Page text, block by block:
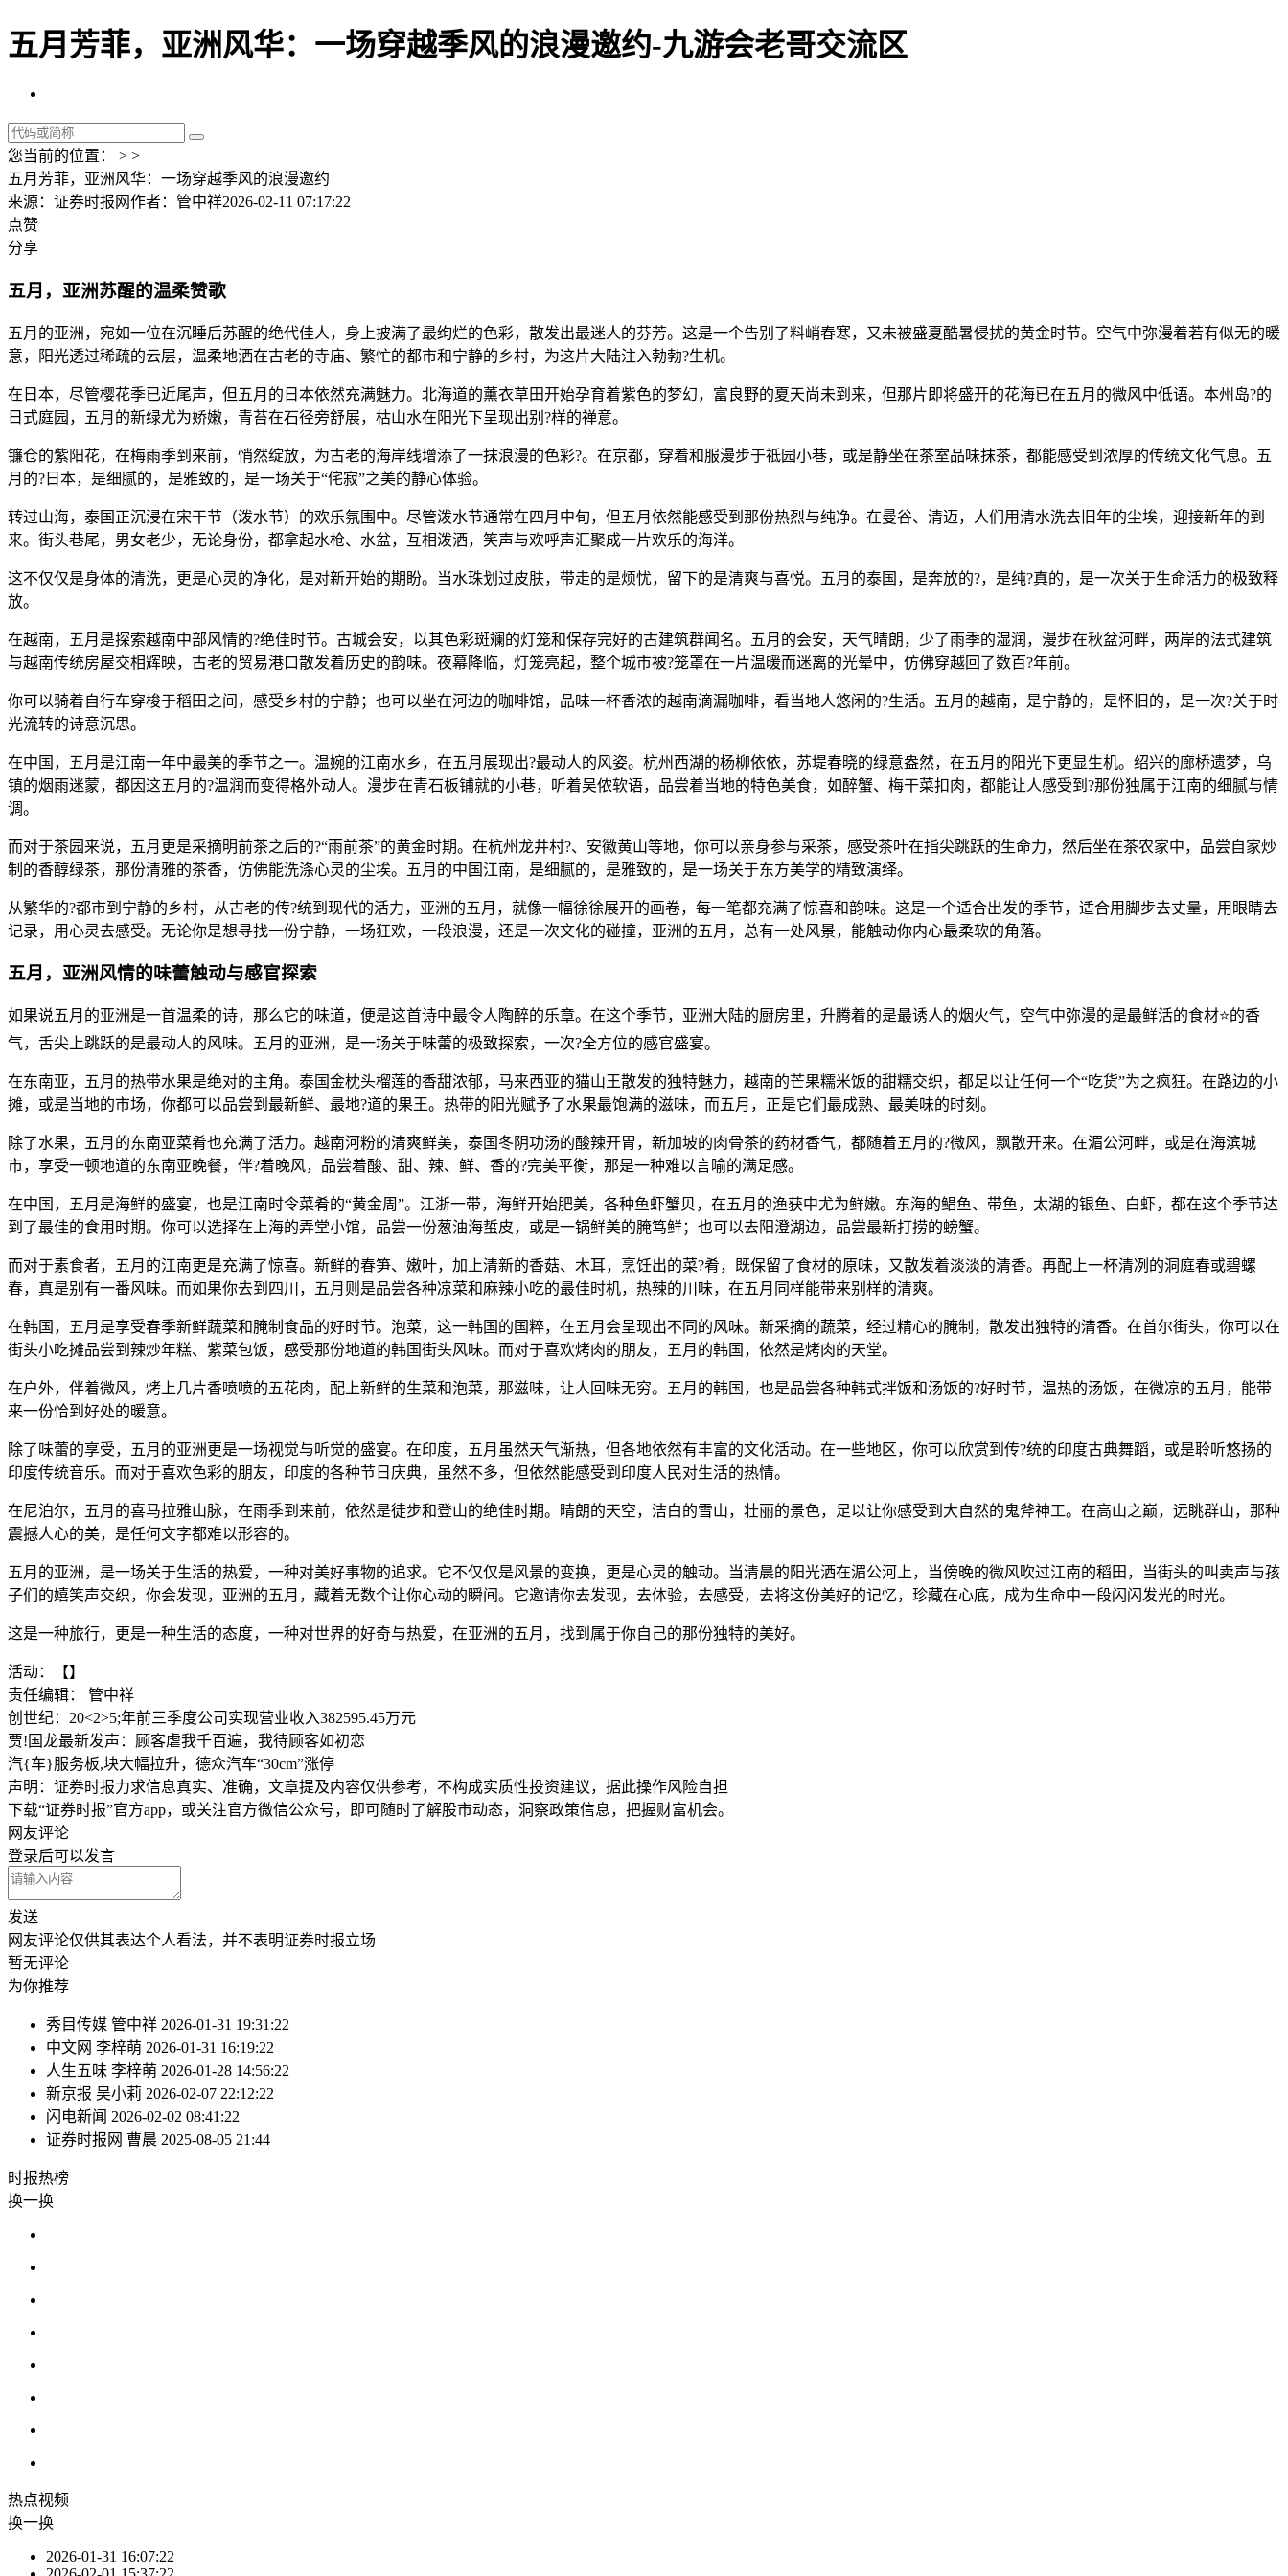
五月芳菲，亚洲风华：一场穿越季风的浪漫邀约-九游会老哥交流区
您当前的位置： > >
五月芳菲，亚洲风华：一场穿越季风的浪漫邀约
来源：证券时报网作者：管中祥2026-02-11 07:17:22
点赞
分享
五月，亚洲苏醒的温柔赞歌
五月的亚洲，宛如一位在沉睡后苏醒的绝代佳人，身上披满了最绚烂的色彩，散发出最迷人的芬芳。这是一个告别了料峭春寒，又未被盛夏酷暑侵扰的黄金时节。空气中弥漫着若有似无的暖
意，阳光透过稀疏的云层，温柔地洒在古老的寺庙、繁忙的都市和宁静的乡村，为这片大陆注入勃勃?生机。
在日本，尽管樱花季已近尾声，但五月的日本依然充满魅力。北海道的薰衣草田开始孕育着紫色的梦幻，富良野的夏天尚未到来，但那片即将盛开的花海已在五月的微风中低语。本州岛?的
日式庭园，五月的新绿尤为娇嫩，青苔在石径旁舒展，枯山水在阳光下呈现出别?样的禅意。
镰仓的紫阳花，在梅雨季到来前，悄然绽放，为古老的海岸线增添了一抹浪漫的色彩?。在京都，穿着和服漫步于祗园小巷，或是静坐在茶室品味抹茶，都能感受到浓厚的传统文化气息。五
月的?日本，是细腻的，是雅致的，是一场关于“侘寂”之美的静心体验。
转过山海，泰国正沉浸在宋干节（泼水节）的欢乐氛围中。尽管泼水节通常在四月中旬，但五月依然能感受到那份热烈与纯净。在曼谷、清迈，人们用清水洗去旧年的尘埃，迎接新年的到
来。街头巷尾，男女老少，无论身份，都拿起水枪、水盆，互相泼洒，笑声与欢呼声汇聚成一片欢乐的海洋。
这不仅仅是身体的清洗，更是心灵的净化，是对新开始的期盼。当水珠划过皮肤，带走的是烦忧，留下的是清爽与喜悦。五月的泰国，是奔放的?，是纯?真的，是一次关于生命活力的极致释
放。
在越南，五月是探索越南中部风情的?绝佳时节。古城会安，以其色彩斑斓的灯笼和保存完好的古建筑群闻名。五月的会安，天气晴朗，少了雨季的湿润，漫步在秋盆河畔，两岸的法式建筑
与越南传统房屋交相辉映，古老的贸易港口散发着历史的韵味。夜幕降临，灯笼亮起，整个城市被?笼罩在一片温暖而迷离的光晕中，仿佛穿越回了数百?年前。
你可以骑着自行车穿梭于稻田之间，感受乡村的宁静；也可以坐在河边的咖啡馆，品味一杯香浓的越南滴漏咖啡，看当地人悠闲的?生活。五月的越南，是宁静的，是怀旧的，是一次?关于时
光流转的诗意沉思。
在中国，五月是江南一年中最美的季节之一。温婉的江南水乡，在五月展现出?最动人的风姿。杭州西湖的杨柳依依，苏堤春晓的绿意盎然，在五月的阳光下更显生机。绍兴的廊桥遗梦，乌
镇的烟雨迷蒙，都因这五月的?温润而变得格外动人。漫步在青石板铺就的小巷，听着吴侬软语，品尝着当地的特色美食，如醉蟹、梅干菜扣肉，都能让人感受到?那份独属于江南的细腻与情
调。
而对于茶园来说，五月更是采摘明前茶之后的?“雨前茶”的黄金时期。在杭州龙井村?、安徽黄山等地，你可以亲身参与采茶，感受茶叶在指尖跳跃的生命力，然后坐在茶农家中，品尝自家炒
制的香醇绿茶，那份清雅的茶香，仿佛能洗涤心灵的尘埃。五月的中国江南，是细腻的，是雅致的，是一场关于东方美学的精致演绎。
从繁华的?都市到宁静的乡村，从古老的传?统到现代的活力，亚洲的五月，就像一幅徐徐展开的画卷，每一笔都充满了惊喜和韵味。这是一个适合出发的季节，适合用脚步去丈量，用眼睛去
记录，用心灵去感受。无论你是想寻找一份宁静，一场狂欢，一段浪漫，还是一次文化的碰撞，亚洲的五月，总有一处风景，能触动你内心最柔软的角落。
五月，亚洲风情的味蕾触动与感官探索
如果说五月的亚洲是一首温柔的诗，那么它的味道，便是这首诗中最令人陶醉的乐章。在这个季节，亚洲大陆的厨房里，升腾着的是最诱人的烟火气，空气中弥漫的是最鲜活的食材⭐的香
气，舌尖上跳跃的是最动人的风味。五月的亚洲，是一场关于味蕾的极致探索，一次?全方位的感官盛宴。
在东南亚，五月的热带水果是绝对的主角。泰国金枕头榴莲的香甜浓郁，马来西亚的猫山王散发的独特魅力，越南的芒果糯米饭的甜糯交织，都足以让任何一个“吃货”为之疯狂。在路边的小
摊，或是当地的市场，你都可以品尝到最新鲜、最地?道的果王。热带的阳光赋予了水果最饱满的滋味，而五月，正是它们最成熟、最美味的时刻。
除了水果，五月的东南亚菜肴也充满了活力。越南河粉的清爽鲜美，泰国冬阴功汤的酸辣开胃，新加坡的肉骨茶的药材香气，都随着五月的?微风，飘散开来。在湄公河畔，或是在海滨城
市，享受一顿地道的东南亚晚餐，伴?着晚风，品尝着酸、甜、辣、鲜、香的?完美平衡，那是一种难以言喻的满足感。
在中国，五月是海鲜的盛宴，也是江南时令菜肴的“黄金周”。江浙一带，海鲜开始肥美，各种鱼虾蟹贝，在五月的渔获中尤为鲜嫩。东海的鲳鱼、带鱼，太湖的银鱼、白虾，都在这个季节达
到了最佳的食用时期。你可以选择在上海的弄堂小馆，品尝一份葱油海蜇皮，或是一锅鲜美的腌笃鲜；也可以去阳澄湖边，品尝最新打捞的螃蟹。
而对于素食者，五月的江南更是充满了惊喜。新鲜的春笋、嫩叶，加上清新的香菇、木耳，烹饪出的菜?肴，既保留了食材的原味，又散发着淡淡的清香。再配上一杯清冽的洞庭春或碧螺
春，真是别有一番风味。而如果你去到四川，五月则是品尝各种凉菜和麻辣小吃的最佳时机，热辣的川味，在五月同样能带来别样的清爽。
在韩国，五月是享受春季新鲜蔬菜和腌制食品的好时节。泡菜，这一韩国的国粹，在五月会呈现出不同的风味。新采摘的蔬菜，经过精心的腌制，散发出独特的清香。在首尔街头，你可以在
街头小吃摊品尝到辣炒年糕、紫菜包饭，感受那份地道的韩国街头风味。而对于喜欢烤肉的朋友，五月的韩国，依然是烤肉的天堂。
在户外，伴着微风，烤上几片香喷喷的五花肉，配上新鲜的生菜和泡菜，那滋味，让人回味无穷。五月的韩国，也是品尝各种韩式拌饭和汤饭的?好时节，温热的汤饭，在微凉的五月，能带
来一份恰到好处的暖意。
除了味蕾的享受，五月的亚洲更是一场视觉与听觉的盛宴。在印度，五月虽然天气渐热，但各地依然有丰富的文化活动。在一些地区，你可以欣赏到传?统的印度古典舞蹈，或是聆听悠扬的
印度传统音乐。而对于喜欢色彩的朋友，印度的各种节日庆典，虽然不多，但依然能感受到印度人民对生活的热情。
在尼泊尔，五月的喜马拉雅山脉，在雨季到来前，依然是徒步和登山的绝佳时期。晴朗的天空，洁白的雪山，壮丽的景色，足以让你感受到大自然的鬼斧神工。在高山之巅，远眺群山，那种
震撼人心的美，是任何文字都难以形容的。
五月的亚洲，是一场关于生活的热爱，一种对美好事物的追求。它不仅仅是风景的变换，更是心灵的触动。当清晨的阳光洒在湄公河上，当傍晚的微风吹过江南的稻田，当街头的叫卖声与孩
子们的嬉笑声交织，你会发现，亚洲的五月，藏着无数个让你心动的瞬间。它邀请你去发现，去体验，去感受，去将这份美好的记忆，珍藏在心底，成为生命中一段闪闪发光的时光。
这是一种旅行，更是一种生活的态度，一种对世界的好奇与热爱，在亚洲的五月，找到属于你自己的那份独特的美好。
活动：【】
责任编辑： 管中祥
创世纪：20<2>5;年前三季度公司实现营业收入382595.45万元
贾!国龙最新发声：顾客虐我千百遍，我待顾客如初恋
汽{车}服务板,块大幅拉升，德众汽车“30cm”涨停
声明：证券时报力求信息真实、准确，文章提及内容仅供参考，不构成实质性投资建议，据此操作风险自担
下载“证券时报”官方app，或关注官方微信公众号，即可随时了解股市动态，洞察政策信息，把握财富机会。
网友评论
登录后可以发言
发送
网友评论仅供其表达个人看法，并不表明证券时报立场
暂无评论
为你推荐
秀目传媒 管中祥 2026-01-31 19:31:22
中文网 李梓萌 2026-01-31 16:19:22
人生五味 李梓萌 2026-01-28 14:56:22
新京报 吴小莉 2026-02-07 22:12:22
闪电新闻 2026-02-02 08:41:22
证券时报网 曹晨 2025-08-05 21:44
时报热榜
换一换
热点视频
换一换
2026-01-31 16:07:22